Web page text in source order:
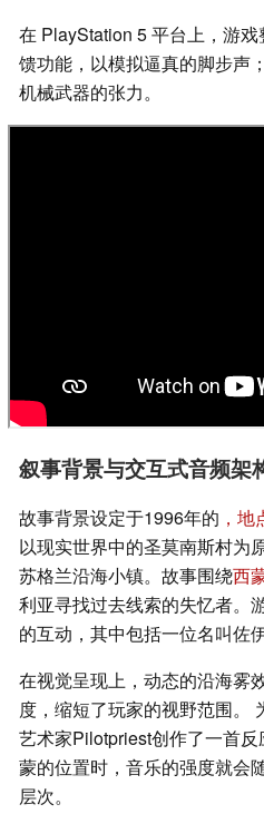
在 PlayStation 5 平台上，游
馈功能，以模拟逼真的脚步声
机械武器的张力。
叙事背景与交互式音频架
故事背景设定于1996年的 ，
以现实世界中的圣莫南斯村为
苏格兰沿海小镇。故事围绕西
利亚寻找过去线索的失忆者。
的互动，其中包括一位名叫佐
在视觉呈现上，动态的沿海雾
度，缩短了玩家的视野范围。
艺术家Pilotpriest创作了一首
蒙的位置时，音乐的强度就会
层次。